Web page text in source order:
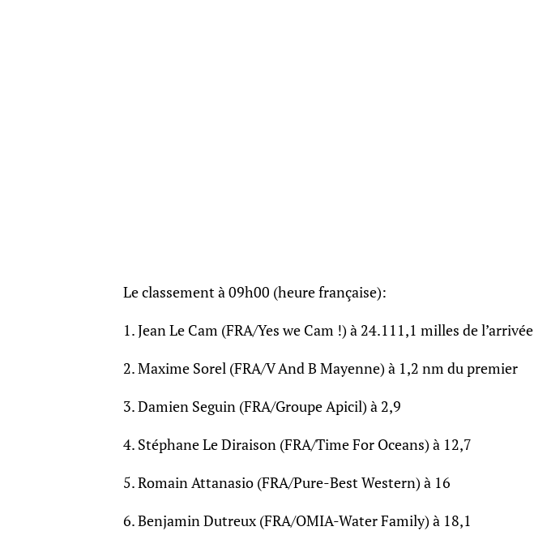
Le classement à 09h00 (heure française):
1. Jean Le Cam (FRA/Yes we Cam !) à 24.111,1 milles de l’arrivée
2. Maxime Sorel (FRA/V And B Mayenne) à 1,2 nm du premier
3. Damien Seguin (FRA/Groupe Apicil) à 2,9
4. Stéphane Le Diraison (FRA/Time For Oceans) à 12,7
5. Romain Attanasio (FRA/Pure-Best Western) à 16
6. Benjamin Dutreux (FRA/OMIA-Water Family) à 18,1